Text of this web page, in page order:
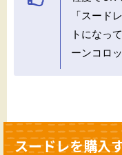
「スード
トになっ
ーンコロ
スードレを購入